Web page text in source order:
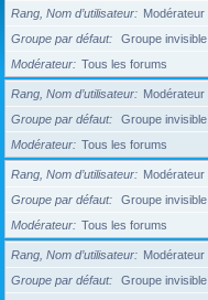
Rang, Nom d’utilisateur Modérateur
Groupe par défaut
Groupe invisible
Modérateur
Tous les forums
Rang, Nom d’utilisateur Modérateur
Groupe par défaut
Groupe invisible
Modérateur
Tous les forums
Rang, Nom d’utilisateur Modérateur
Groupe par défaut
Groupe invisible
Modérateur
Tous les forums
Rang, Nom d’utilisateur Modérateur
Groupe par défaut
Groupe invisible